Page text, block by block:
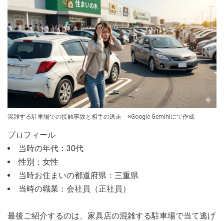
混雑する駐車場での接触事故と相手の逃走 ※Google Geminiにて作成
プロフィール
当時の年代：30代
性別：女性
当時お住まいの都道府県：三重県
当時の職業：会社員（正社員）
最後ご紹介するのは、家具店の混雑する駐車場で当て逃げ